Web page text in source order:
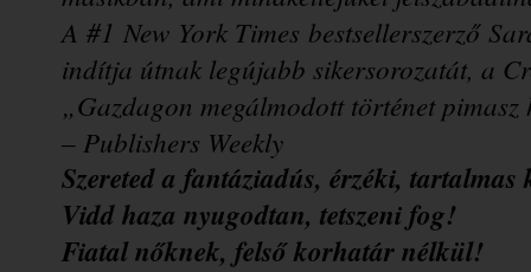
A #1 New York Times bestsellerszerző
indítja útnak legújabb sikersorozatát, a
„Gazdagon megálmodott történet pimasz
– Publishers Weekly
Szereted a fantáziadús, érzéki, tartalmas
Vidd haza nyugodtan, tetszeni fog!
Fiatal nőknek, felső korhatár nélkül!